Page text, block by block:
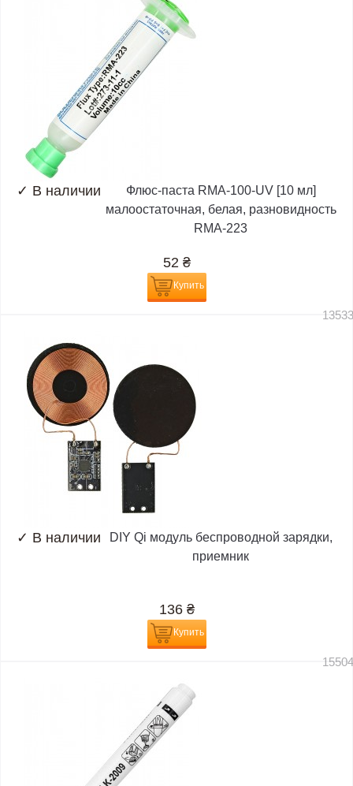
✓ В наличии
Флюс-паста RMA-100-UV [10 мл]
малоостаточная, белая, разновидность
RMA-223
52 ₴
Купить
✓ В наличии
DIY Qi модуль беспроводной зарядки,
приемник
136 ₴
Купить